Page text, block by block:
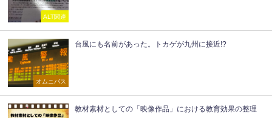
ALT関連
オムニバス
台風にも名前があった。トカゲが九州に接近!?
教材素材としての「映像作品」における教育効果の整理